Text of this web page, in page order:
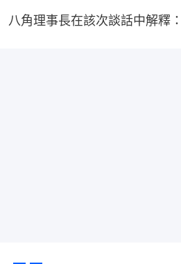
八角理事長在該次談話中解釋：